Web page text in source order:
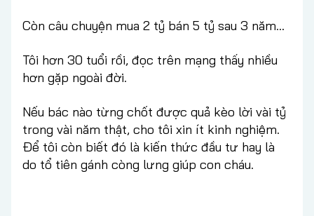
Còn câu chuyện mua 2 tỷ bán 5 tỷ sau 3 năm...
Tôi hơn 30 tuổi rồi, đọc trên mạng thấy nhiều
hơn gặp ngoài đời.
Nếu bác nào từng chốt được quả kèo lời vài tỷ
trong vài năm thật, cho tôi xin ít kinh nghiệm.
Để tôi còn biết đó là kiến thức đầu tư hay là
do tổ tiên gánh còng lưng giúp con cháu.